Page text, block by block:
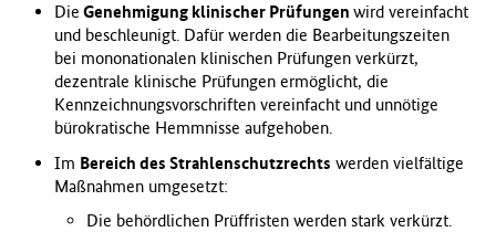
Die Genehmigung klinischer Prüfungen wird vereinfacht
und beschleunigt. Dafür werden die Bearbeitungszeiten
bei mononationalen klinischen Prüfungen verkürzt,
dezentrale klinische Prüfungen ermöglicht, die
Kennzeichnungsvorschriften vereinfacht und unnötige
bürokratische Hemmnisse aufgehoben.
Im Bereich des Strahlenschutzrechts werden vielfältige
Maßnahmen umgesetzt:
Die behördlichen Prüffristen werden stark verkürzt.